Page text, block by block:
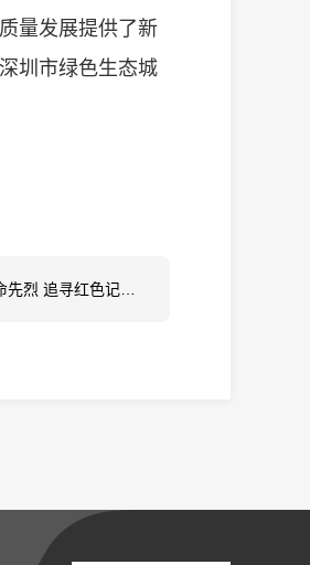
量发展提供了新
圳市绿色生态城